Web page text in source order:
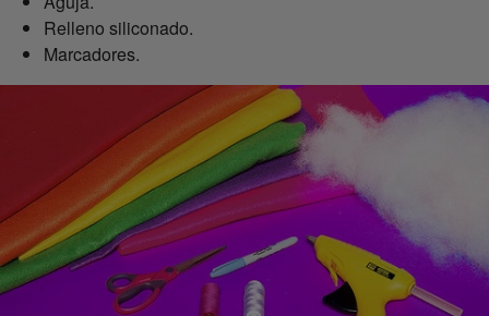
Relleno siliconado.
Marcadores.